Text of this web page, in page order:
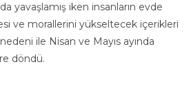
yavaşlamış iken insanların evde
ve morallerini yükseltecek içerikleri
ile Nisan ve Mayıs ayında
döndü.